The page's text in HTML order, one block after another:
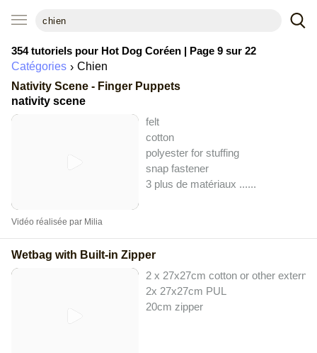
354 tutoriels pour Hot Dog Coréen | Page 9 sur 22
Catégories
Chien
Nativity Scene - Finger Puppets
nativity scene
felt
cotton
polyester for stuffing
snap fastener
3 plus de matériaux ......
Vidéo réalisée par Milia
Wetbag with Built-in Zipper
2 x 27x27cm cotton or other
2x 27x27cm PUL
20cm zipper